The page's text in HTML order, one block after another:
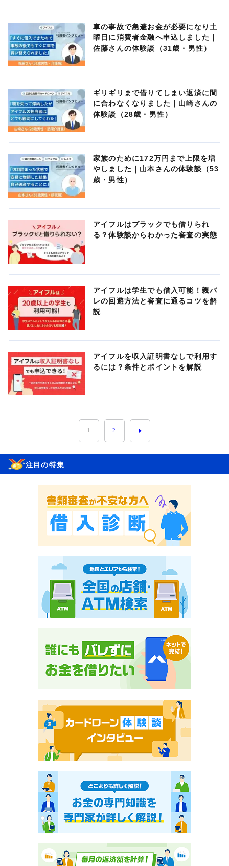
車の事故で急遽お金が必要になり土
曜日に消費者金融へ申込しました｜
佐藤さんの体験談（31歳・男性）
ギリギリまで借りてしまい返済に間
に合わなくなりました｜山崎さんの
体験談（28歳・男性）
家族のために172万円まで上限を増
やしました｜山本さんの体験談（53
歳・男性）
アイフルはブラックでも借りられ
る？体験談からわかった審査の実態
アイフルは学生でも借入可能！親バ
レの回避方法と審査に通るコツを解
説
アイフルを収入証明書なしで利用す
るには？条件とポイントを解説
1 2
注目の特集